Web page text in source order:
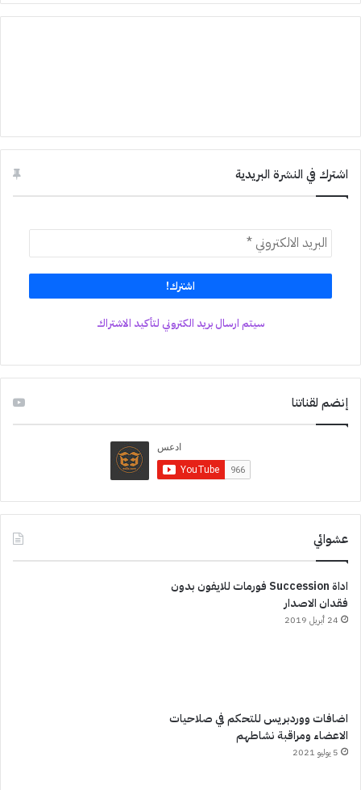
اشترك في النشرة البريدية
سيتم ارسال بريد الكتروني لتأكيد الاشتراك
إنضم لقناتنا
عشوائي
اداة Succession فورمات للايفون بدون
فقدان الاصدار
24 أبريل 2019
اضافات ووردبريس للتحكم في صلاحيات
الاعضاء ومراقبة نشاطهم
5 يوليو 2021